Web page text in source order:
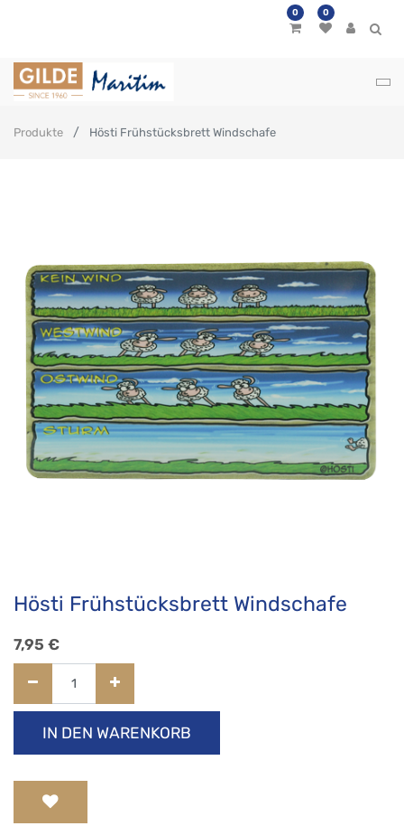
0 0
Produkte Hösti Frühstücksbrett Windschafe
Hösti Frühstücksbrett Windschafe
7,95 €
IN DEN WARENKORB